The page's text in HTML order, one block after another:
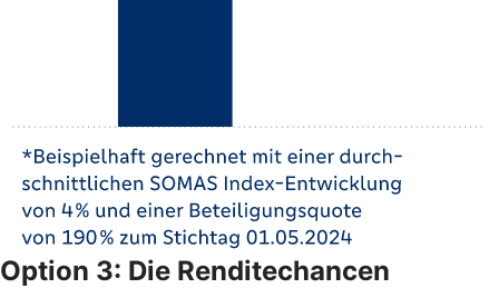
Option 3: Die Renditechancen